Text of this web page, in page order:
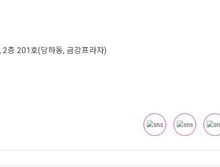
층 201호(당하동, 금강프라자)